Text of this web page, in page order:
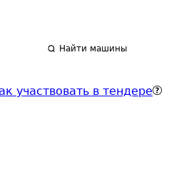
Найти машины
участвовать в тендере